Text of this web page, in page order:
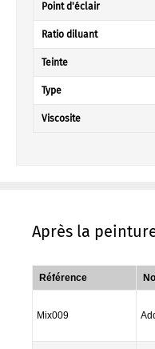
Point d'éclair
Ratio diluant
Teinte
Type
Viscosite
Après la
Référence
Mix009